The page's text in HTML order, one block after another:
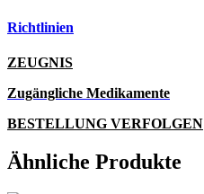
Richtlinien
ZEUGNIS
Zugängliche Medikamente
BESTELLUNG VERFOLGEN
Ähnliche Produkte